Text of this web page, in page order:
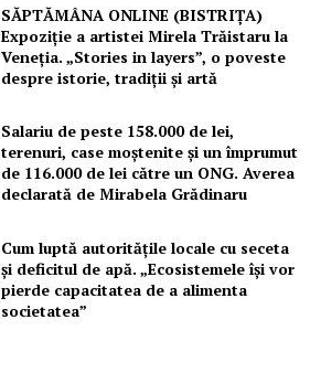
SĂPTĂMÂNA ONLINE (BISTRIȚA)
Expoziție a artistei Mirela Trăistaru la
Veneția. „Stories in layers”, o poveste
despre istorie, tradiții și artă
Salariu de peste 158.000 de lei,
terenuri, case moștenite și un împrumut
de 116.000 de lei către un ONG. Averea
declarată de Mirabela Grădinaru
Cum luptă autoritățile locale cu seceta
și deficitul de apă. „Ecosistemele își vor
pierde capacitatea de a alimenta
societatea”